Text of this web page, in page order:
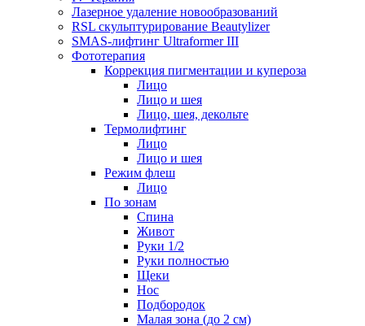
Лазерное удаление новообразований
RSL скульптурирование Beautylizer
SMAS-лифтинг Ultraformer III
Фототерапия
Коррекция пигментации и купероза
Лицо
Лицо и шея
Лицо, шея, декольте
Термолифтинг
Лицо
Лицо и шея
Режим флеш
Лицо
По зонам
Спина
Живот
Руки 1/2
Руки полностью
Щеки
Нос
Подбородок
Малая зона (до 2 см)